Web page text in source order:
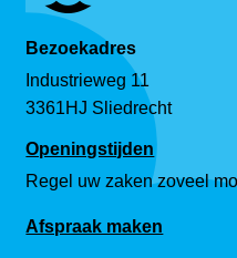
Bezoekadres
Industrieweg 11
3361HJ Sliedrecht
Openingstijden
Regel uw zaken zoveel
Afspraak maken